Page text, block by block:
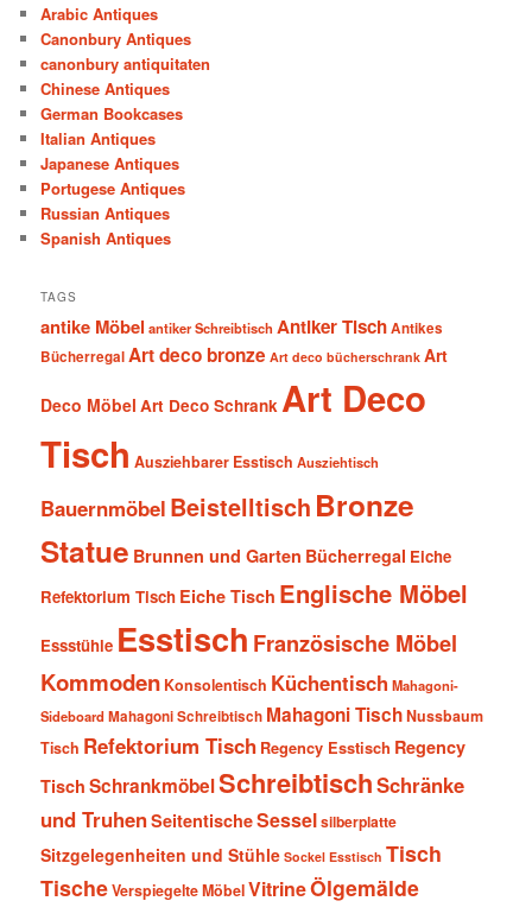
Arabic Antiques
Canonbury Antiques
canonbury antiquitaten
Chinese Antiques
German Bookcases
Italian Antiques
Japanese Antiques
Portugese Antiques
Russian Antiques
Spanish Antiques
TAGS
antike Möbel antiker Schreibtisch Antiker TischAntikes
BücherregalArt deco bronze Art deco bücherschrank Art
Deco Möbel Art Deco Schrank Art Deco
Tisch Ausziehbarer Esstisch Ausziehtisch
Bauernmöbel Beistelltisch Bronze
Statue Brunnen und Garten Bücherregal Eiche
Refektorium Tisch Eiche Tisch Englische Möbel
Essstühle Esstisch Französische Möbel
Kommoden Konsolentisch Küchentisch Mahagoni-
SideboardMahagoni Schreibtisch Mahagoni TischNussbaum
Tisch Refektorium Tisch Regency Esstisch Regency
Tisch SchrankmöbelSchreibtischSchränke
und TruhenSeitentischeSesselsilberplatte
Sitzgelegenheiten und Stühle Sockel Esstisch Tisch
TischeVerspiegelte MöbelVitrineÖlgemälde